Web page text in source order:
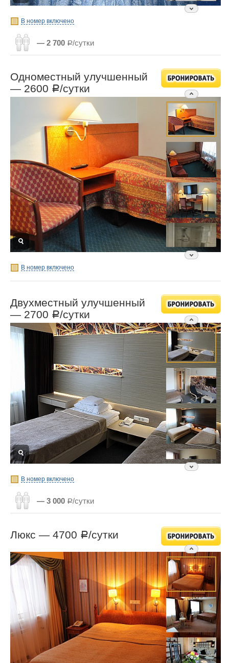
В номер включено
— 2 700 Р/сутки
Одноместный улучшенный
— 2600 Р/сутки
В номер включено
Двухместный улучшенный
— 2700 Р/сутки
В номер включено
— 3 000 Р/сутки
Люкс — 4700 Р/сутки